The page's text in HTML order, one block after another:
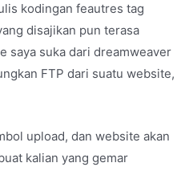
kodingan feautres tag
disajikan pun terasa
saya suka dari dreamweaver
FTP dari suatu website,
upload, dan website akan
kalian yang gemar